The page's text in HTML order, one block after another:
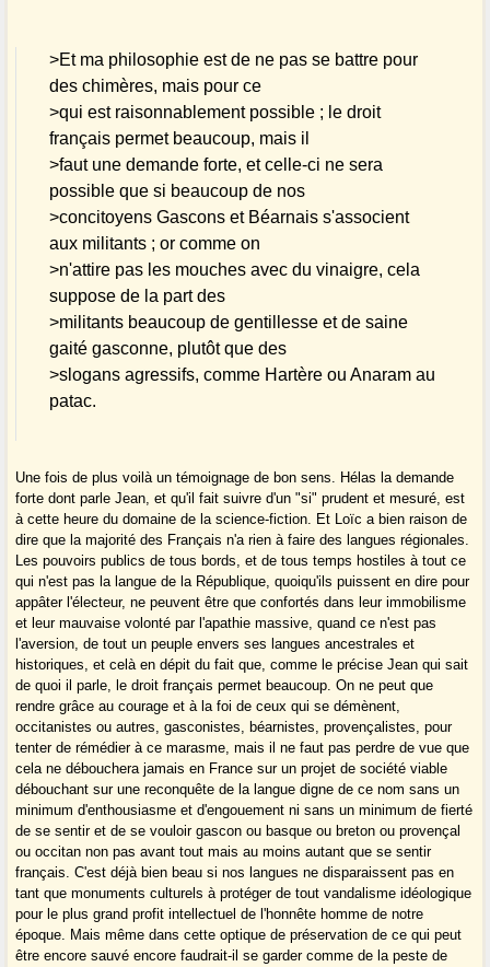
>Et ma philosophie est de ne pas se battre pour
des chimères, mais pour ce
>qui est raisonnablement possible ; le droit
français permet beaucoup, mais il
>faut une demande forte, et celle-ci ne sera
possible que si beaucoup de nos
>concitoyens Gascons et Béarnais s'associent
aux militants ; or comme on
>n'attire pas les mouches avec du vinaigre, cela
suppose de la part des
>militants beaucoup de gentillesse et de saine
gaité gasconne, plutôt que des
>slogans agressifs, comme Hartère ou Anaram au
patac.
Une fois de plus voilà un témoignage de bon sens. Hélas la demande
forte dont parle Jean, et qu'il fait suivre d'un "si" prudent et mesuré, est
à cette heure du domaine de la science-fiction. Et Loïc a bien raison de
dire que la majorité des Français n'a rien à faire des langues régionales.
Les pouvoirs publics de tous bords, et de tous temps hostiles à tout ce
qui n'est pas la langue de la République, quoiqu'ils puissent en dire pour
appâter l'électeur, ne peuvent être que confortés dans leur immobilisme
et leur mauvaise volonté par l'apathie massive, quand ce n'est pas
l'aversion, de tout un peuple envers ses langues ancestrales et
historiques, et celà en dépit du fait que, comme le précise Jean qui sait
de quoi il parle, le droit français permet beaucoup. On ne peut que
rendre grâce au courage et à la foi de ceux qui se démènent,
occitanistes ou autres, gasconistes, béarnistes, provençalistes, pour
tenter de rémédier à ce marasme, mais il ne faut pas perdre de vue que
cela ne débouchera jamais en France sur un projet de société viable
débouchant sur une reconquête de la langue digne de ce nom sans un
minimum d'enthousiasme et d'engouement ni sans un minimum de fierté
de se sentir et de se vouloir gascon ou basque ou breton ou provençal
ou occitan non pas avant tout mais au moins autant que se sentir
français. C'est déjà bien beau si nos langues ne disparaissent pas en
tant que monuments culturels à protéger de tout vandalisme idéologique
pour le plus grand profit intellectuel de l'honnête homme de notre
époque. Mais même dans cette optique de préservation de ce qui peut
être encore sauvé encore faudrait-il se garder comme de la peste de